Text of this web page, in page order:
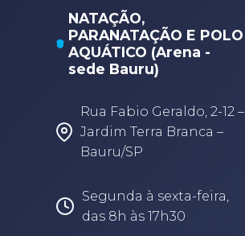
NATAÇÃO,
PARANATAÇÃO E POLO
AQUÁTICO (Arena -
sede Bauru)
Rua Fabio Geraldo, 2-12 –
Jardim Terra Branca –
Bauru/SP
Segunda à sexta-feira,
das 8h às 17h30